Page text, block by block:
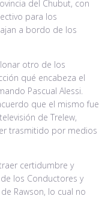
del Chubut, con
para los
a bordo de los
otro de los
qué encabeza el
Pascual Alessi.
que el mismo fue
de Trelew,
trasmitido por medios
certidumbre y
los Conductores y
Rawson, lo cual no